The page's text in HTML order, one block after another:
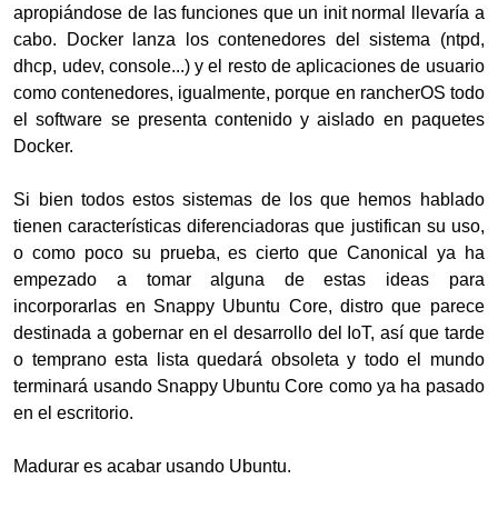
apropiándose de las funciones que un init normal llevaría a
cabo. Docker lanza los contenedores del sistema (ntpd,
dhcp, udev, console...) y el resto de aplicaciones de usuario
como contenedores, igualmente, porque en rancherOS todo
el software se presenta contenido y aislado en paquetes
Docker.
Si bien todos estos sistemas de los que hemos hablado
tienen características diferenciadoras que justifican su uso,
o como poco su prueba, es cierto que Canonical ya ha
empezado a tomar alguna de estas ideas para
incorporarlas en Snappy Ubuntu Core, distro que parece
destinada a gobernar en el desarrollo del IoT, así que tarde
o temprano esta lista quedará obsoleta y todo el mundo
terminará usando Snappy Ubuntu Core como ya ha pasado
en el escritorio.
Madurar es acabar usando Ubuntu.